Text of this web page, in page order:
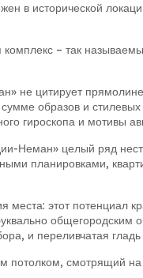
в исторической
комплекс – так
не цитирует
образов и
гироскопа и мотивы
Неман» целый ряд
планировками,
этот потенциал
общегородским
и переливчатая
потолком, смотрящий